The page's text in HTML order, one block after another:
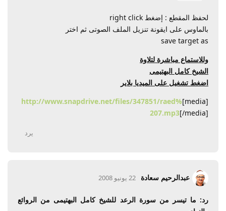
لحفظ المقطع : إضغط right click
بالماوس على ايقونة تنزيل الملف الصوتى ثم اختر
save target as
وللاستماع مباشرة لتلاوة
الشيخ كامل البهتيمى
اضغط تشغيل على الميديا بلاير
[media]
http://www.snapdrive.net/files/347851/raed%
207.mp3[/media]
يرد
عبدالرحيم سعادة 22 يونيو 2008
رد: ما تيسر من سورة الرعد للشيخ كامل البهتيمى من الروائع